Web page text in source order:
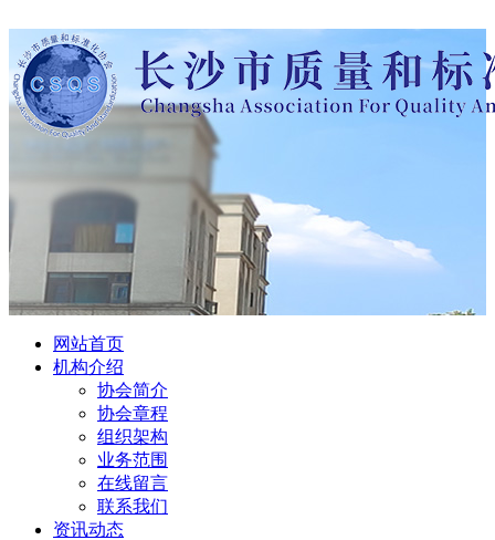
网站首页
机构介绍
协会简介
协会章程
组织架构
业务范围
在线留言
联系我们
资讯动态